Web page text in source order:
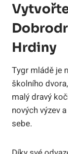
Hrdiny
Tygr mládě je
školního
malý dravý
nových výzev
sebe.